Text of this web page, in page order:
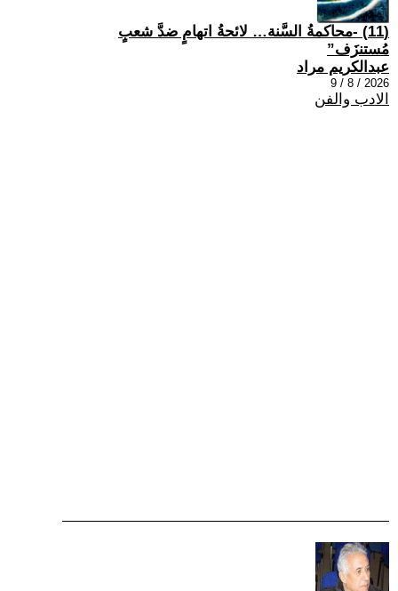
(11) -محاكمةُ السَّنة… لائحةُ اتهامٍ ضدَّ شعبٍ
مُستنزَف”
عبدالكريم مراد
2026 / 8 / 9
الادب والفن